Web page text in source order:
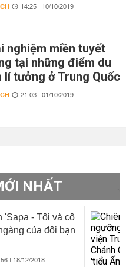
14:25 | 10/10/2019
nghiệm miền tuyết
tại những điểm du
lí tưởng ở Trung Quốc
21:03 | 01/10/2019
NHẤT
'Sapa - Tôi và cô
của đôi bạn
| 18/12/2018